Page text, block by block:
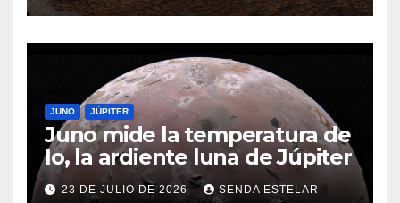
JUNO JÚPITER
Juno mide la temperatura de
Io, la ardiente luna de Júpiter
23 DE JULIO DE 2026 SENDA ESTELAR